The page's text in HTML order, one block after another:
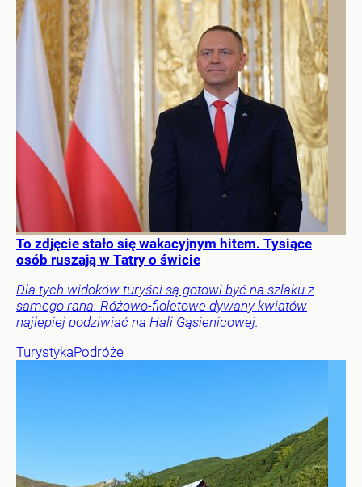
To zdjęcie stało się wakacyjnym hitem. Tysiące
osób ruszają w Tatry o świcie
Dla tych widoków turyści są gotowi być na szlaku z
samego rana. Różowo-fioletowe dywany kwiatów
najlepiej podziwiać na Hali Gąsienicowej.
TurystykaPodróże